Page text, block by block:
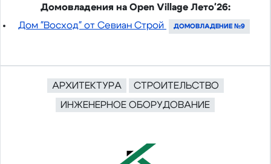
Домовладения на Open Village Лето'26:
Дом "Восход" от Севиан Строй
ДОМОВЛАДЕНИЕ №9
АРХИТЕКТУРА
СТРОИТЕЛЬСТВО
ИНЖЕНЕРНОЕ ОБОРУДОВАНИЕ